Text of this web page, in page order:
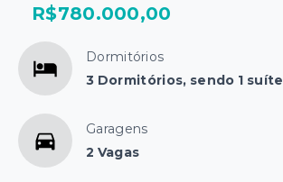
R$780.000,00
Dormitórios
3 Dormitórios, sendo 1 suíte
Garagens
2 Vagas